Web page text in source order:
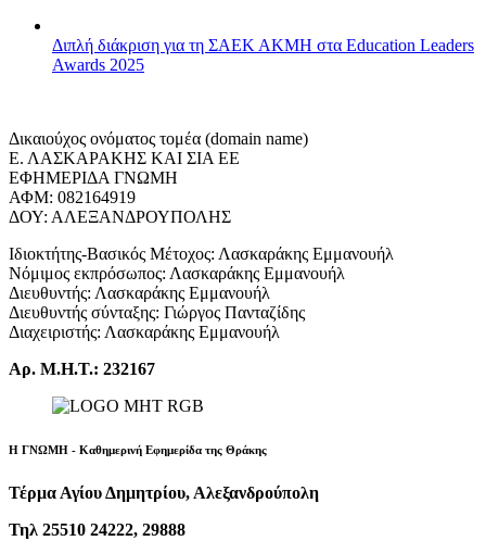
Διπλή διάκριση για τη ΣΑΕΚ ΑΚΜΗ στα Education Leaders
Awards 2025
Δικαιούχος ονόματος τομέα (domain name)
Ε. ΛΑΣΚΑΡΑΚΗΣ ΚΑΙ ΣΙΑ ΕΕ
ΕΦΗΜΕΡΙΔΑ ΓΝΩΜΗ
ΑΦΜ: 082164919
ΔΟΥ: ΑΛΕΞΑΝΔΡΟΥΠΟΛΗΣ
Ιδιοκτήτης-Βασικός Μέτοχος: Λασκαράκης Εμμανουήλ
Νόμιμος εκπρόσωπος: Λασκαράκης Εμμανουήλ
Διευθυντής: Λασκαράκης Εμμανουήλ
Διευθυντής σύνταξης: Γιώργος Πανταζίδης
Διαχειριστής: Λασκαράκης Εμμανουήλ
Αρ. Μ.Η.Τ.: 232167
Η ΓΝΩΜΗ - Καθημερινή Εφημερίδα της Θράκης
Τέρμα Αγίου Δημητρίου, Αλεξανδρούπολη
Τηλ 25510 24222, 29888